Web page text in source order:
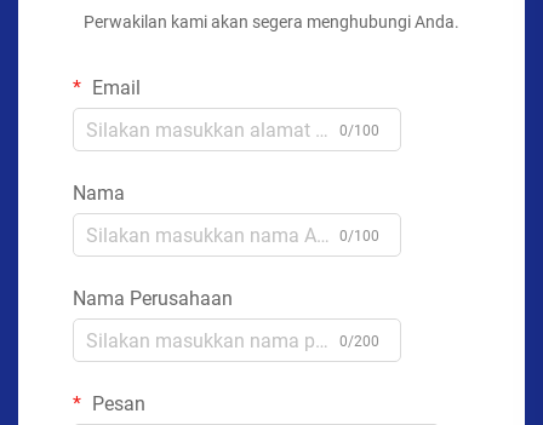
Perwakilan kami akan segera menghubungi Anda.
Email
0/100
Nama
0/100
Nama Perusahaan
0/200
Pesan